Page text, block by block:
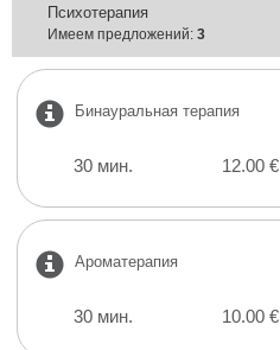
Психотерапия
Имеем предложений: 3
Бинауральная терапия
30 мин. 12.00 €
Ароматерапия
30 мин. 10.00 €